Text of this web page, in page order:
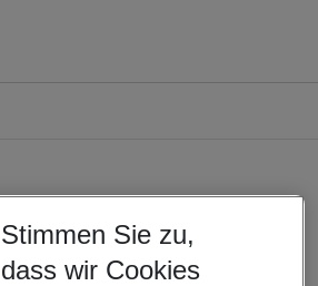
Stimmen Sie zu,
dass wir Cookies